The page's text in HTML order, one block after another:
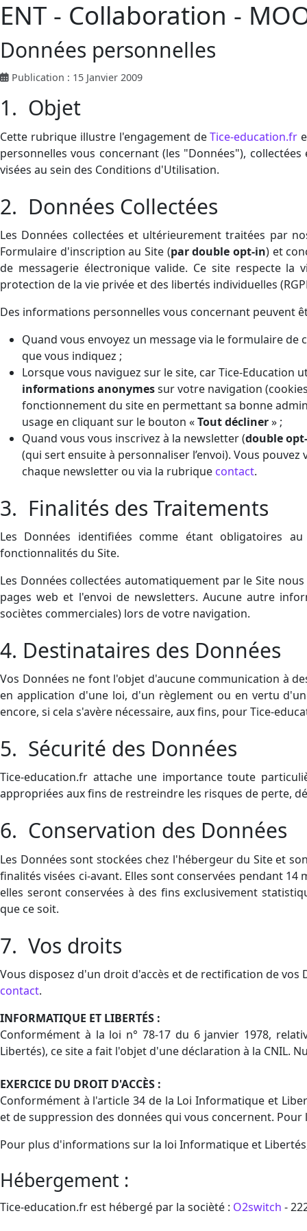
ENT - Collaboration -
Données personnelles
Publication : 15 Janvier 2009
1. Objet
Cette rubrique illustre l'engagement deTice-education.fr
personnelles vous concernant (les "Données"),
visées au sein des Conditions d'Utilisation.
2. Données Collectées
Les Données collectées et ultérieurement traitées par
Formulaire d'inscription au Site (par double opt-in) et
de messagerie électronique valide. Ce site respecte
protection de la vie privée et des libertés individuelles
Des informations personnelles vous concernant peuvent
Quand vous envoyez un message via le formulaire
que vous indiquez ;
Lorsque vous naviguez sur le site, car Tice-Education
informations anonymessur votre navigation
fonctionnement du site en permettant sa bonne
usage en cliquant sur le bouton «Tout décliner» ;
Quand vous vous inscrivez à la newsletter (double
(qui sert ensuite à personnaliser l’envoi). Vous
chaque newsletter ou via la rubrique contact.
3. Finalités des Traitements
Les Données identifiées comme étant obligatoires
fonctionnalités du Site.
Les Données collectées automatiquement par le Site
pages web et l'envoi de newsletters. Aucune autre
sociètes commerciales) lors de votre navigation.
4. Destinataires des Données
Vos Données ne font l'objet d'aucune communication à
en application d'une loi, d'un règlement ou en vertu
encore, si cela s'avère nécessaire, aux fins, pour Tice-
5. Sécurité des Données
Tice-education.fr attache une importance toute
appropriées aux fins de restreindre les risques de perte,
6. Conservation des Données
Les Données sont stockées chez l'hébergeur du Site et
finalités visées ci-avant. Elles sont conservées pendant
elles seront conservées à des fins exclusivement
que ce soit.
7. Vos droits
Vous disposez d'un droit d'accès et de rectification de
contact.
INFORMATIQUE ET LIBERTÉS :
Conformément à la loi n° 78-17 du 6 janvier 1978,
Libertés), ce site a fait l'objet d'une déclaration à la CNIL.
EXERCICE DU DROIT D'ACCÈS :
Conformément à l'article 34 de la Loi Informatique et
et de suppression des données qui vous concernent. Pour
Pour plus d'informations sur la loi Informatique et
Hébergement :
Tice-education.fr est hébergé par la socièté : O2switch -